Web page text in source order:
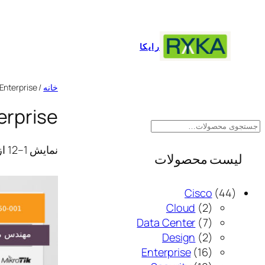
رایکا
ت
ج
لیست محصولات
Cisco 44
4
ص
Cloud 2
2
م
ح
ص
Data Center 7
7
م
ح
Design 2
2
م
Enterprise 161
خانه /
نمایش 1–12 از 16 نتیجه